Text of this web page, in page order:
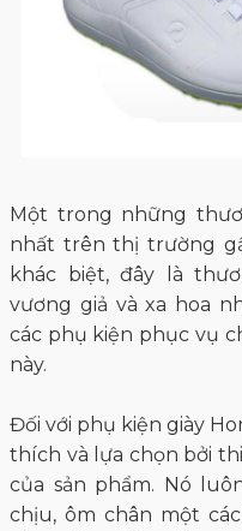
Một trong những
nhất trên thị trường
khác biệt, đây là
vương giả và xa hoa
các phụ kiện phục vụ
này.
Đối với phụ kiện giày
thích và lựa chọn bởi
của sản phẩm. Nó
chịu, ôm chân một